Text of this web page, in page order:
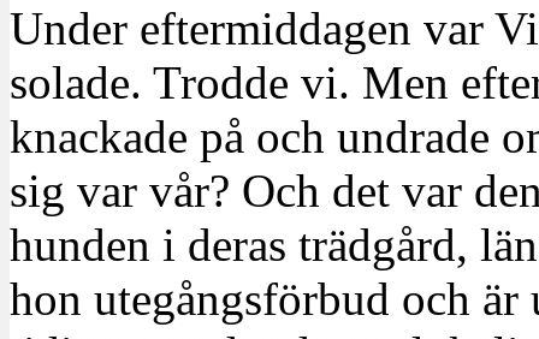
Under eftermiddagen var
solade. Trodde vi. Men
knackade på och undrade
sig var vår? Och det var
hunden i deras trädgård,
hon utegångsförbud och är